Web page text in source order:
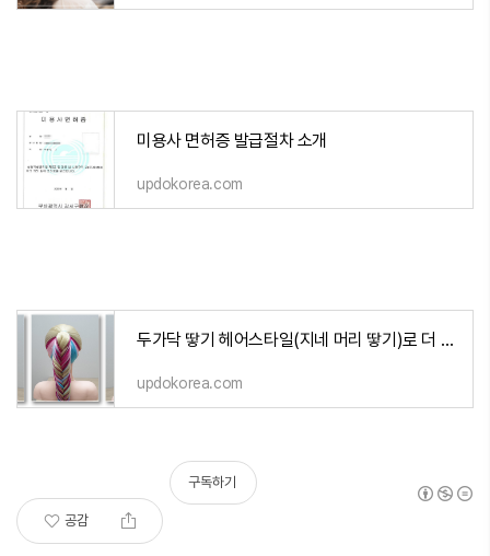
미용사 면허증 발급절차 소개
updokorea.com
두가닥 땋기 헤어스타일(지네 머리 땋기)로 더 예쁘게 보이는 방법
updokorea.com
공감
구독하기